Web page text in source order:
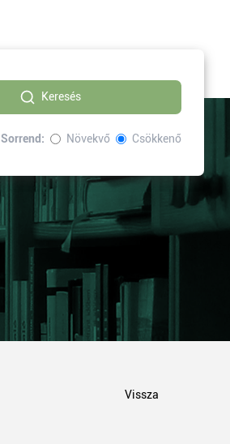
Keresés
Sorrend: Növekvő Csökkenő
Vissza